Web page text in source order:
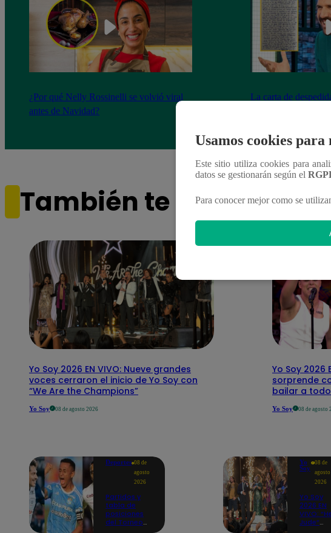
¿Por qué Nelly Rossinelli se volvió viral
antes de Navidad?
La carta de
También te puede
Yo Soy 2026 EN VIVO: Nueve grandes
voces cerraron el inicio de Yo Soy con
“We Are the Champions”
Yo Soy 08 de agosto 2026
Yo Soy 2026
sorprende
bailar a
Yo Soy 08 de agosto
Deportes 08 de
agosto
2026
Partidos y
tabla de
posiciones
del Torneo
Yo
Soy
08 de
agosto
2026
Yo Soy
2026 EN
VIVO:
Jude”
Usamos cookies
Este sitio utiliza cookies para
datos se gestionarán según el
Para conocer mejor como se